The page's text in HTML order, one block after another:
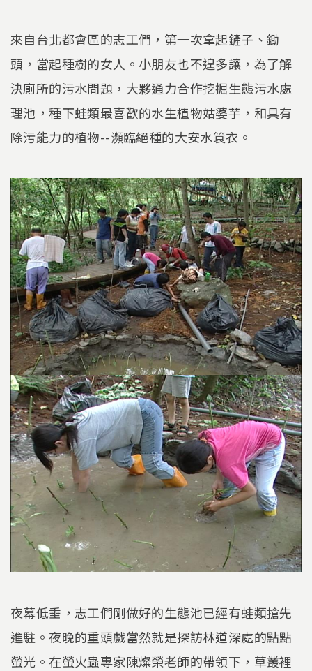
來自台北都會區的志工們，第一次拿起鏟子、鋤
頭，當起種樹的女人。小朋友也不遑多讓，為了解
決廁所的污水問題，大夥通力合作挖掘生態污水處
理池，種下蛙類最喜歡的水生植物姑婆芋，和具有
除污能力的植物--瀕臨絕種的大安水簑衣。
夜幕低垂，志工們剛做好的生態池已經有蛙類搶先
進駐。夜晚的重頭戲當然就是探訪林道深處的點點
螢光。在螢火蟲專家陳燦榮老師的帶領下，草叢裡